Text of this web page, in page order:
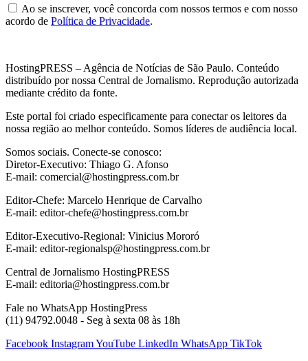
Ao se inscrever, você concorda com nossos termos e com nosso
acordo de Política de Privacidade.
HostingPRESS – Agência de Notícias de São Paulo. Conteúdo
distribuído por nossa Central de Jornalismo. Reprodução autorizada
mediante crédito da fonte.
Este portal foi criado especificamente para conectar os leitores da
nossa região ao melhor conteúdo. Somos líderes de audiência local.
Somos sociais. Conecte-se conosco:
Diretor-Executivo: Thiago G. Afonso
E-mail: comercial@hostingpress.com.br
Editor-Chefe: Marcelo Henrique de Carvalho
E-mail: editor-chefe@hostingpress.com.br
Editor-Executivo-Regional: Vinicius Mororó
E-mail: editor-regionalsp@hostingpress.com.br
Central de Jornalismo HostingPRESS
E-mail: editoria@hostingpress.com.br
Fale no WhatsApp HostingPress
(11) 94792.0048 - Seg à sexta 08 às 18h
Facebook InstagramYouTube LinkedIn WhatsApp TikTok